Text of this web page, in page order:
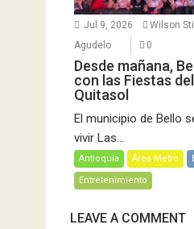
Jul 9, 2026
Wilson
Agudelo
0
Desde mañana,
con las Fiestas
Quitasol
El municipio de Bello
vivir Las...
Antioquia Área Metro
Entretenimiento
LEAVE A COMMENT